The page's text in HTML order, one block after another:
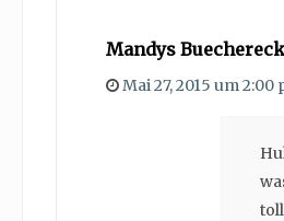
Mandys
Mai 27, 2015 um 2:00